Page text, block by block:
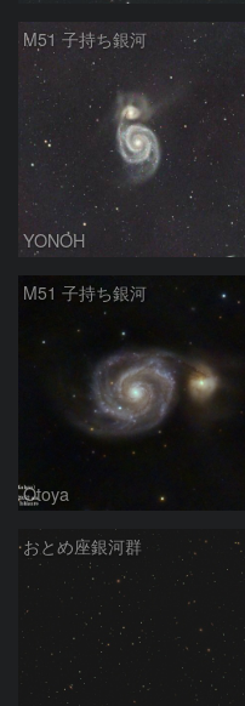
M51 子持ち銀河
YONOH
M51 子持ち銀河
Otoya
おとめ座銀河群